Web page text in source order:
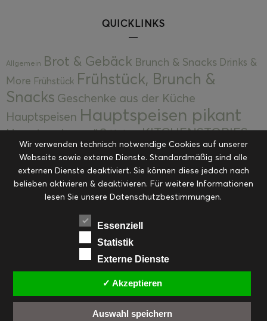
QUICKLINKS
Allgemein Brot & Gebäck Brunch & Snacks Drinks &
More Frühstück Frühstück, Brunch &
Snacks Geschenke aus der Küche
Hauptspeisen Hauptspeisen pikant
Hauptspeisen süßKekseKITCHENSTORIES
Kuchen, Torten & Desserts Kuchen und
Desserts Kulinarik Kulinarische Mitbringsel &
Eingemachtes Ohne Kategorie Ostern Resteküche
RezepteSaisonalSliderStartseite
Suppen, Salate & Vorspeisen
Vorspeisen, Salate & Suppen
Weihnachten Workshops & Events
Wir verwenden technisch notwendige Cookies auf unserer
Webseite sowie externe Dienste. Standardmäßig sind alle
externen Dienste deaktiviert. Sie können diese jedoch nach
belieben aktivieren & deaktivieren. Für weitere Informationen
lesen Sie unsere Datenschutzbestimmungen.
Essenziell
Statistik
Externe Dienste
✓ Akzeptieren
Auswahl speichern